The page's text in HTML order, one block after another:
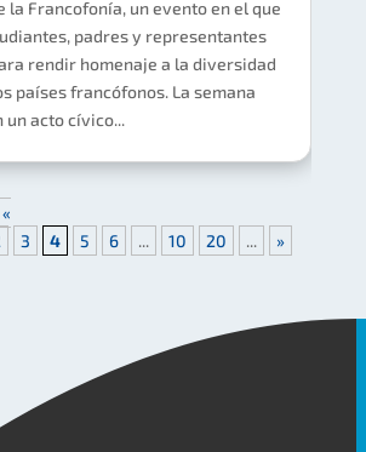
la Francofonía, un evento en el que
padres y representantes
rendir homenaje a la diversidad
países francófonos. La semana
un acto cívico...
«
3 4 5 6 ... 10 20 ...
»